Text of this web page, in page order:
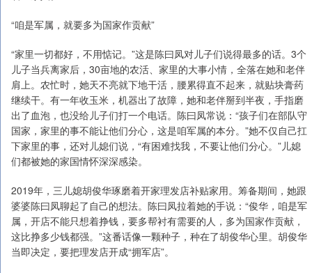
“咱是军属，就要多为国家作贡献”
“家里一切都好，不用惦记。”这是陈曰凤对儿子们说得最多的话。3个
儿子当兵离家后，30亩地的农活、家里的大事小情，全落在她和老伴
肩上。农忙时，她天不亮就下地干活，腰累得直不起来，就贴块膏药
继续干。有一年收玉米，机器出了故障，她和老伴掰到半夜，手指磨
出了血泡，也没给儿子们打一个电话。陈曰凤常说：“孩子们在部队守
国家，家里的事不能让他们分心，这是咱军属的本分。”她不仅自己扛
下家里的事，还对儿媳们说，“有困难找我，不要让他们分心。”儿媳
们都被她的家国情怀深深感染。
2019年，三儿媳胡俊华琢磨着开家理发店补贴家用。筹备期间，她跟
婆婆陈曰凤聊起了自己的想法。陈曰凤拉着她的手说：“俊华，咱是军
属，开店不能只想着挣钱，要多帮衬有需要的人，多为国家作贡献，
这比挣多少钱都强。”这番话像一颗种子，种在了胡俊华心里。胡俊华
当即决定，要把理发店开成“拥军店”。